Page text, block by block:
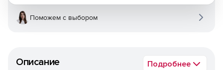
Описание Подробнее
Поможем с выбором